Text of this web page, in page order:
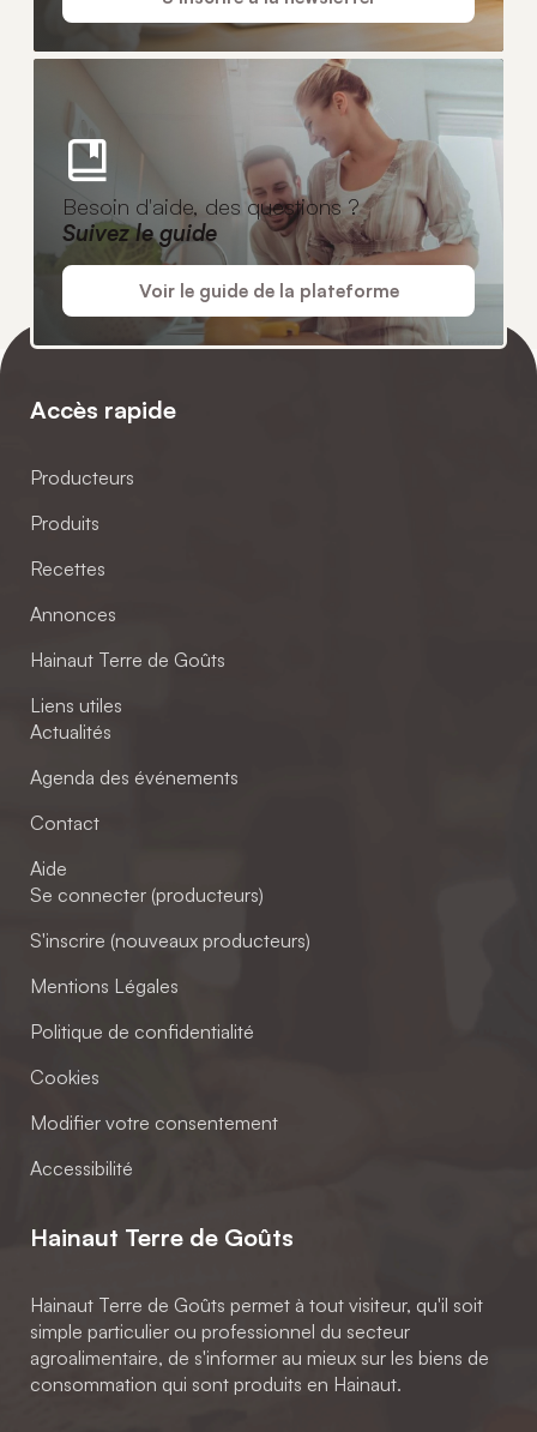
Besoin d'aide, des questions ?
Suivez le guide
Voir le guide de la plateforme
Accès rapide
Producteurs
Produits
Recettes
Annonces
Hainaut Terre de Goûts
Liens utiles
Actualités
Agenda des événements
Contact
Aide
Se connecter (producteurs)
S'inscrire (nouveaux producteurs)
Mentions Légales
Politique de confidentialité
Cookies
Modifier votre consentement
Accessibilité
Hainaut Terre de Goûts
Hainaut Terre de Goûts permet à tout visiteur, qu'il soit
simple particulier ou professionnel du secteur
agroalimentaire, de s'informer au mieux sur les biens de
consommation qui sont produits en Hainaut.